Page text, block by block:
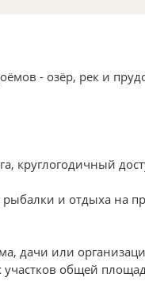
- озёр, рек и
круглогодичный
и отдыха на
дачи или
общей